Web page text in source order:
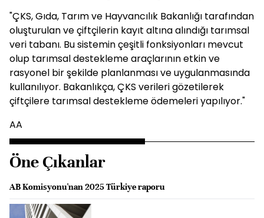
"ÇKS, Gıda, Tarım ve Hayvancılık Bakanlığı tarafından
oluşturulan ve çiftçilerin kayıt altına alındığı tarımsal
veri tabanı. Bu sistemin çeşitli fonksiyonları mevcut
olup tarımsal destekleme araçlarının etkin ve
rasyonel bir şekilde planlanması ve uygulanmasında
kullanılıyor. Bakanlıkça, ÇKS verileri gözetilerek
çiftçilere tarımsal destekleme ödemeleri yapılıyor."
AA
Öne Çıkanlar
AB Komisyonu'nan 2025 Türkiye raporu